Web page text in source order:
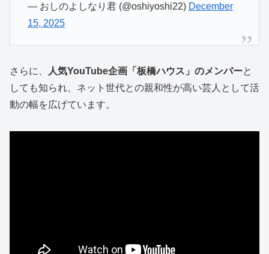
— おしのよしなり君 (@oshiyoshi22) December
15, 2025
さらに、 人気YouTube企画「板橋ハウス」のメンバーと
しても知られ、ネット世代との親和性が高い芸人として活
動の幅を広げています。